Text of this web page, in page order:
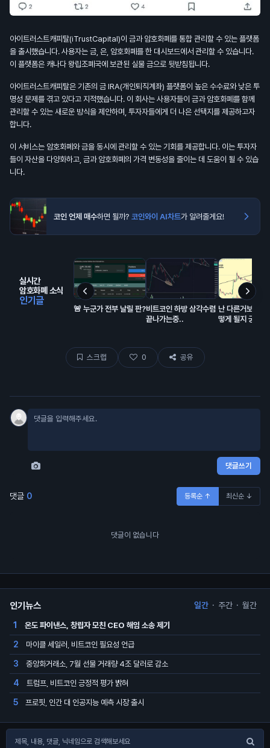
아이트러스트캐피탈(iTrustCapital)이 금과 암호화폐를 통합 관리할 수 있는 플랫폼
을 출시했습니다. 사용자는 금, 은, 암호화폐를 한 대시보드에서 관리할 수 있습니다.
이 플랫폼은 캐나다 왕립조폐국에 보관된 실물 금으로 뒷받침됩니다.
아이트러스트캐피탈은 기존의 금 IRA(개인퇴직계좌) 플랫폼이 높은 수수료와 낮은 투
명성 문제를 겪고 있다고 지적했습니다. 이 회사는 사용자들이 금과 암호화폐를 함께
관리할 수 있는 새로운 방식을 제안하며, 투자자들에게 더 나은 선택지를 제공하고자
합니다.
이 서비스는 암호화폐와 금을 동시에 관리할 수 있는 기회를 제공합니다. 이는 투자자
들이 자산을 다양화하고, 금과 암호화폐의 가격 변동성을 줄이는 데 도움이 될 수 있습
니다.
코인 언제 매수하면 될까? 코인와이 AI차트가 알려줄게요!
실시간
암호화폐 소식
인기글
🚨 누군가 전부 날릴 판?비트코인 하방 삼각수렴
끝나가는중..
난 다른거보다
떻게 될지 궁금함
스크랩 0 공유
댓글쓰기
댓글 0 등록순 ↑ 최신순 ↓
댓글이 없습니다
인기뉴스 일간 · 주간 · 월간
1 온도 파이낸스, 창립자 모친 CEO 해임 소송 제기
2 마이클 세일러, 비트코인 필요성 언급
3 중앙화거래소, 7월 선물 거래량 4조 달러로 감소
4 트럼프, 비트코인 긍정적 평가 밝혀
5 프로핏, 인간 대 인공지능 예측 시장 출시